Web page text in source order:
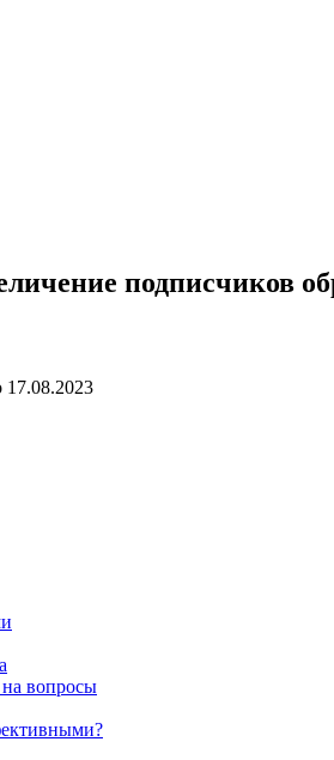
подписчиков
17.08.2023
на вопросы